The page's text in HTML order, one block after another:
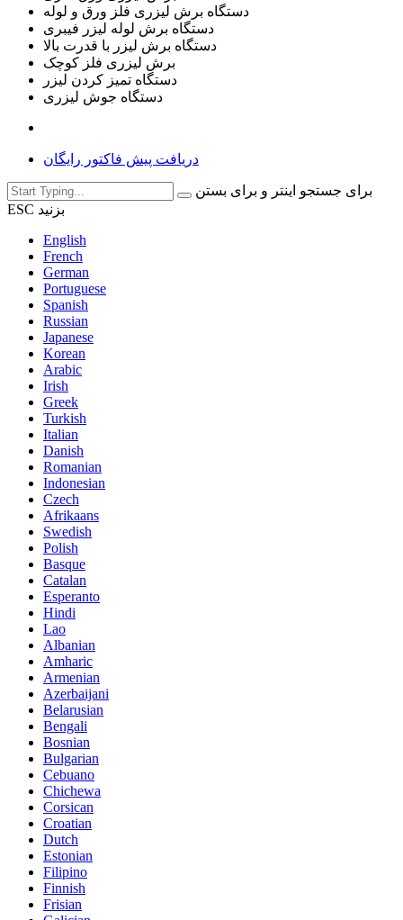
دستگاه برش لیزری فلز ورق و لوله
دستگاه برش لوله لیزر فیبری
دستگاه برش لیزر با قدرت بالا
برش لیزری فلز کوچک
دستگاه تمیز کردن لیزر
دستگاه جوش لیزری
دریافت پیش فاکتور رایگان
برای جستجو اینتر و برای بستن
ESC بزنید
English
French
German
Portuguese
Spanish
Russian
Japanese
Korean
Arabic
Irish
Greek
Turkish
Italian
Danish
Romanian
Indonesian
Czech
Afrikaans
Swedish
Polish
Basque
Catalan
Esperanto
Hindi
Lao
Albanian
Amharic
Armenian
Azerbaijani
Belarusian
Bengali
Bosnian
Bulgarian
Cebuano
Chichewa
Corsican
Croatian
Dutch
Estonian
Filipino
Finnish
Frisian